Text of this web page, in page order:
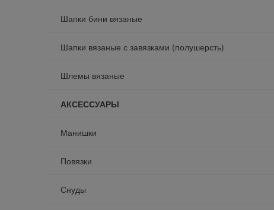
Шапки бини вязаные
Шапки вязаные с завязками (полушерсть)
Шлемы вязаные
АКСЕССУАРЫ
Манишки
Повязки
Снуды